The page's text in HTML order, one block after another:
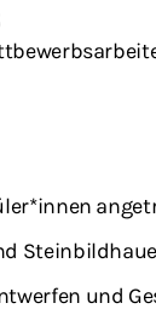
und